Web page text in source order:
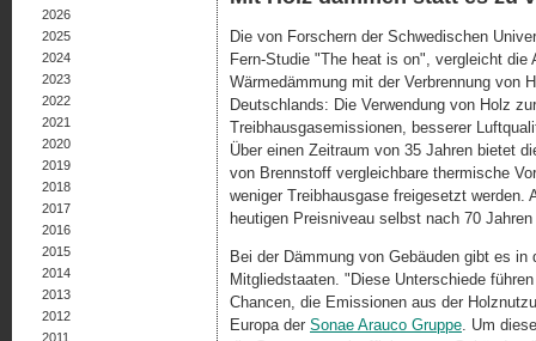
Die von Forschern der Schwedischen
Fern-Studie "The heat is on", vergleicht die
Wärmedämmung mit der Verbrennung von
Deutschlands: Die Verwendung von Holz
Treibhausgasemissionen, besserer
Über einen Zeitraum von 35 Jahren bietet
von Brennstoff vergleichbare thermische
weniger Treibhausgase freigesetzt
heutigen Preisniveau selbst nach 70
Bei der Dämmung von Gebäuden gibt es
Mitgliedstaaten. "Diese Unterschiede
Chancen, die Emissionen aus der
Europa der Sonae Arauco Gruppe. Um
2026
2025
2024
2023
2022
2021
2020
2019
2018
2017
2016
2015
2014
2013
2012
2011